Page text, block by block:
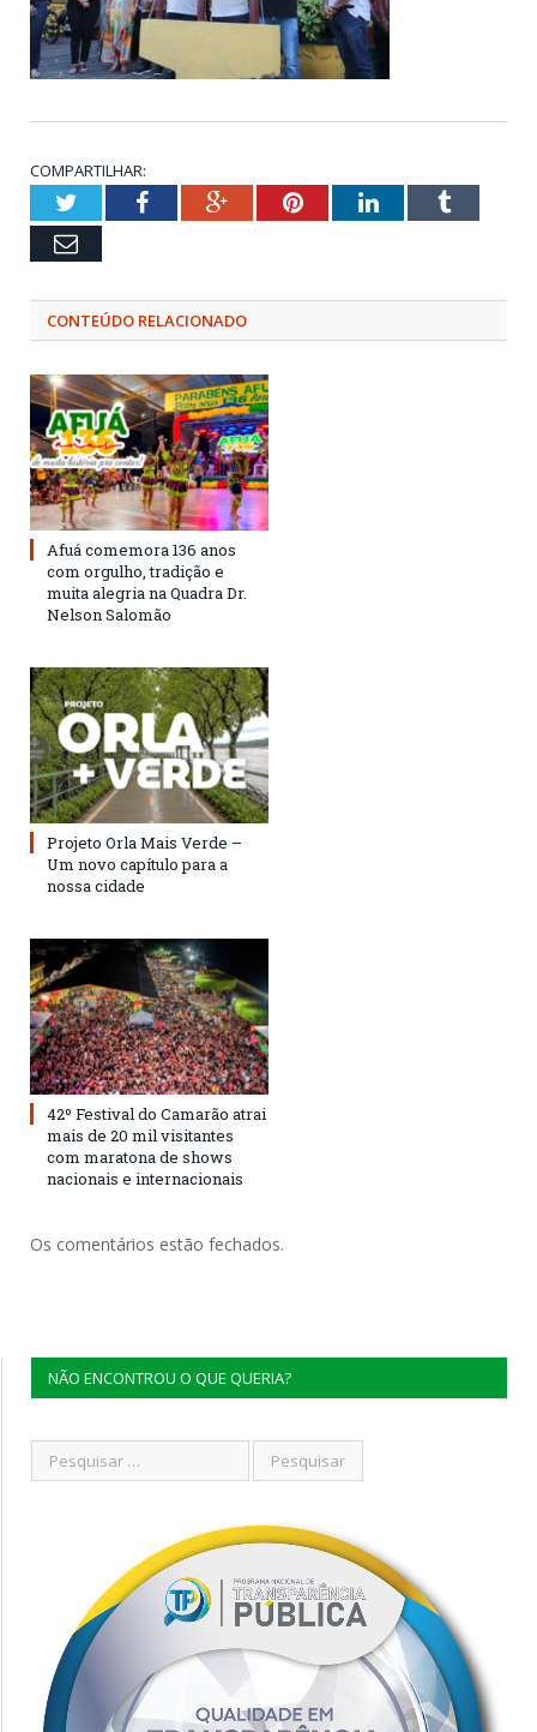
COMPARTILHAR:
TwitterFacebookGoogle+PinterestLinkedInTumblr
Email
CONTEÚDO RELACIONADO
Afuá comemora 136 anos
com orgulho, tradição e
muita alegria na Quadra Dr.
Nelson Salomão
Projeto Orla Mais Verde –
Um novo capítulo para a
nossa cidade
42º Festival do Camarão atrai
mais de 20 mil visitantes
com maratona de shows
nacionais e internacionais
Os comentários estão fechados.
NÃO ENCONTROU O QUE QUERIA?